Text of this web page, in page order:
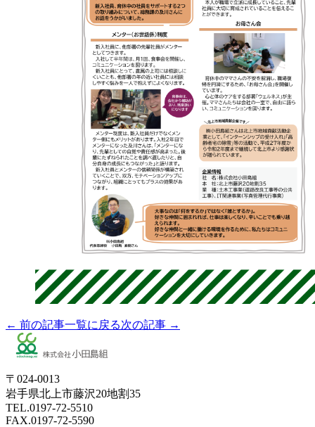
← 前の記事一覧に戻る次の記事 →
〒024-0013
岩手県北上市藤沢20地割35
TEL.0197-72-5510
FAX.0197-72-5590